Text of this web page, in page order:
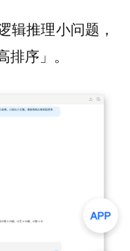
辑推理小问题，
排序」。